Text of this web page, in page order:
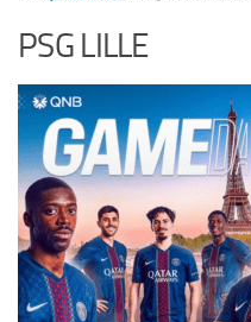
PSG LILLE